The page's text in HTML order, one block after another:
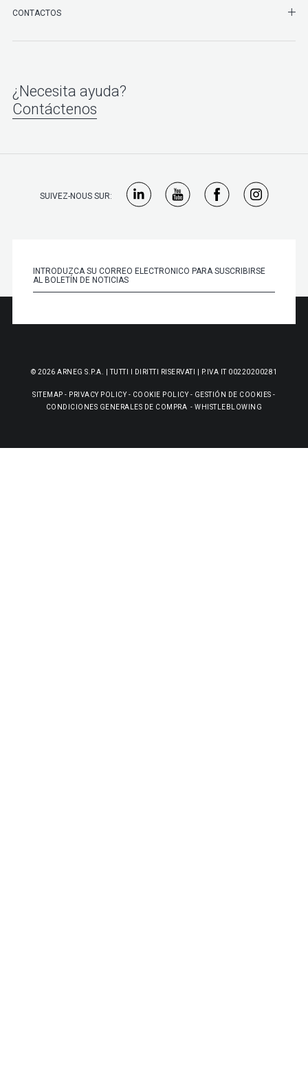
CONTACTOS
¿Necesita ayuda?
Contáctenos
SUIVEZ-NOUS SUR:
© 2026 ARNEG S.P.A. | TUTTI I DIRITTI RISERVATI | P.IVA IT 00220200281
SITEMAP - PRIVACY POLICY- COOKIE POLICY- GESTIÓN DE COOKIES -
CONDICIONES GENERALES DE COMPRA -WHISTLEBLOWING